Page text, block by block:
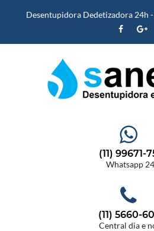
Desentupidora Dedetizadora 24h
(11) 99671-
Whatsapp
(11) 5660-
Central dia e